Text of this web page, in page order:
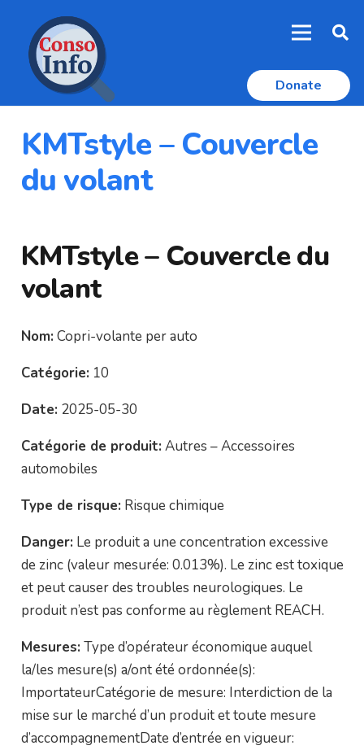
Donate
KMTstyle – Couvercle
du volant
KMTstyle – Couvercle du
volant
Nom: Copri-volante per auto
Catégorie: 10
Date: 2025-05-30
Catégorie de produit: Autres – Accessoires
automobiles
Type de risque: Risque chimique
Danger: Le produit a une concentration excessive
de zinc (valeur mesurée: 0.013%). Le zinc est toxique
et peut causer des troubles neurologiques. Le
produit n’est pas conforme au règlement REACH.
Mesures: Type d’opérateur économique auquel
la/les mesure(s) a/ont été ordonnée(s):
ImportateurCatégorie de mesure: Interdiction de la
mise sur le marché d’un produit et toute mesure
d’accompagnementDate d’entrée en vigueur: